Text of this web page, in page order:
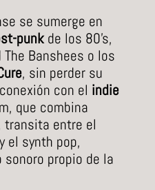
se sumerge en
punkde los 80’s,
Banshees o los
, sin perder su
con el indie
que combina
transita entre el
el synth pop,
propio de la